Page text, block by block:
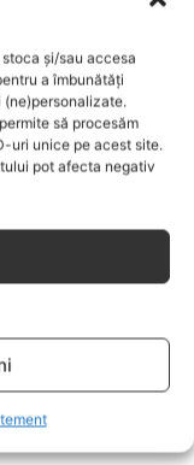
și/sau accesa
a îmbunătăți
(ne)personalizate.
să procesăm
uri unice pe acest site.
pot afecta negativ
caritabile si